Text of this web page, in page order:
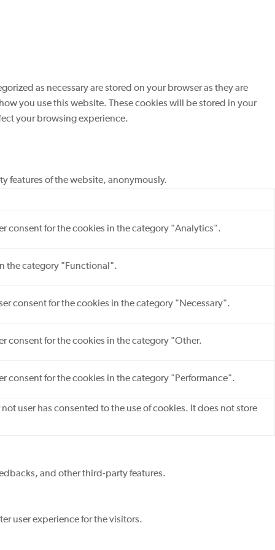
as necessary are stored on your browser as they are
you use this website. These cookies will be stored in your
your browsing experience.
features of the website, anonymously.
consent for the cookies in the category "Analytics".
the category "Functional".
consent for the cookies in the category "Necessary".
consent for the cookies in the category "Other.
consent for the cookies in the category "Performance".
user has consented to the use of cookies. It does not store
and other third-party features.
user experience for the visitors.